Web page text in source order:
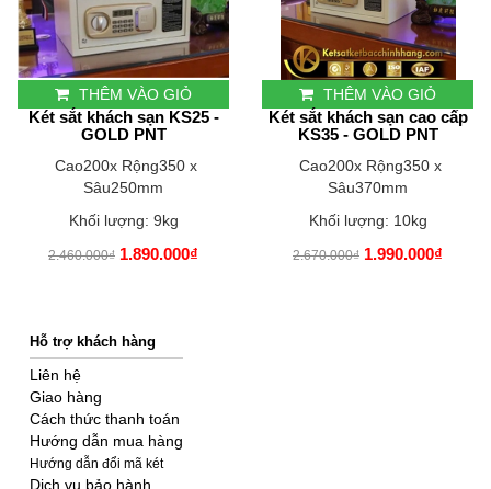
THÊM VÀO GIỎ
Két sắt khách sạn KS25 -
GOLD PNT
Cao200x Rộng350 x
Sâu250mm
Khối lượng: 9kg
2.460.000₫ 1.890.000₫
THÊM VÀO GIỎ
Két sắt khách sạn cao cấp
KS35 - GOLD PNT
Cao200x Rộng350 x
Sâu370mm
Khối lượng: 10kg
2.670.000₫ 1.990.000₫
Hỗ trợ khách hàng
Liên hệ
Giao hàng
Cách thức thanh toán
Hướng dẫn mua hàng
Hướng dẫn đổi mã két
Dịch vụ bảo hành